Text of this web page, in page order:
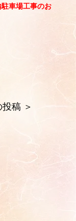
車場工事のお
投稿＞